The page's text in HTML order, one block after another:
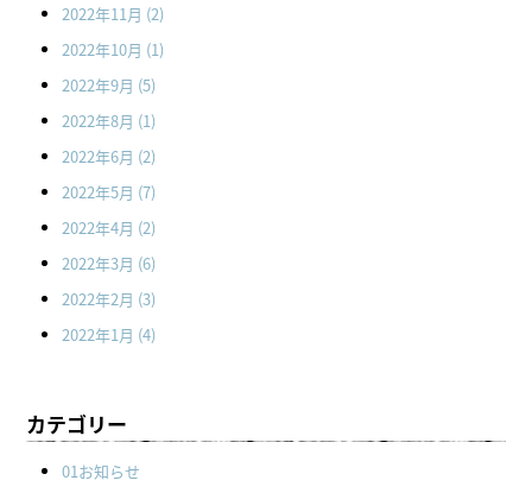
2022年11月 (2)
2022年10月 (1)
2022年9月 (5)
2022年8月 (1)
2022年6月 (2)
2022年5月 (7)
2022年4月 (2)
2022年3月 (6)
2022年2月 (3)
2022年1月 (4)
カテゴリー
01お知らせ